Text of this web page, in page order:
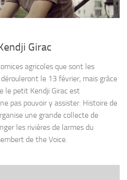
Girac
agricoles que sont les
le 13 février, mais grâce
le petit Kendji Girac est
pas pouvoir y assister. Histoire de
une grande collecte de
les rivières de larmes du
de the Voice.